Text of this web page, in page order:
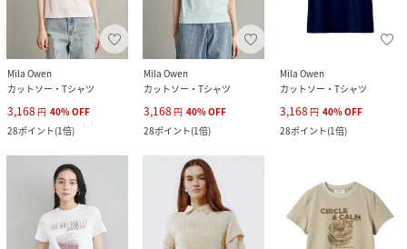
Mila Owen
カットソー・Tシャツ
3,168 円 40%OFF
28ポイント(1倍)
Mila Owen
カットソー・Tシャツ
3,168 円 40%OFF
28ポイント(1倍)
Mila Owen
カットソー・Tシャツ
3,168 円 40%OFF
28ポイント(1倍)